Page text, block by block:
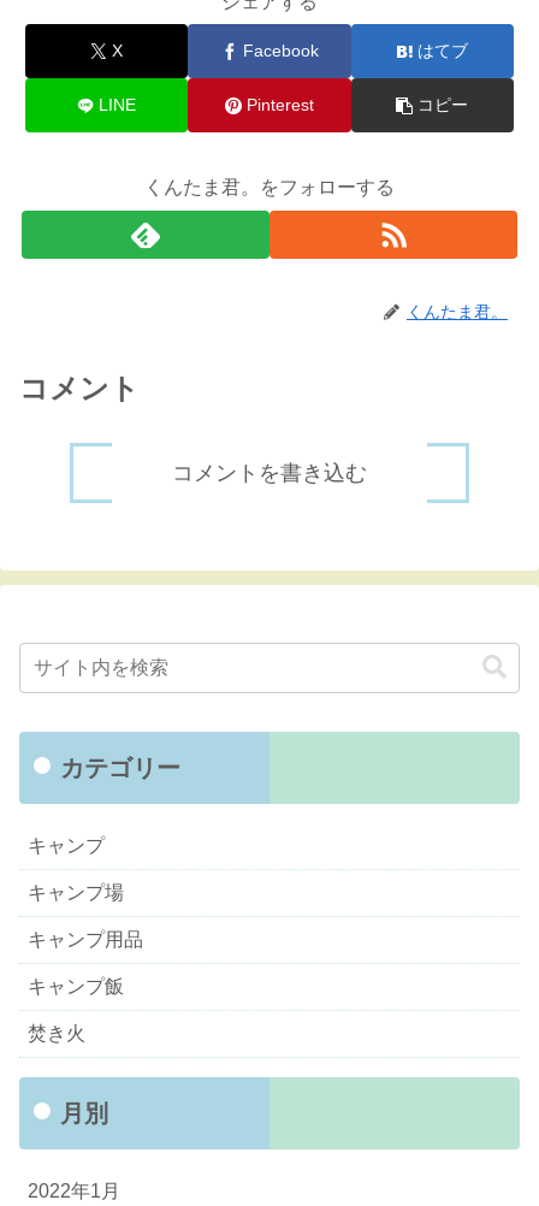
X Facebook はてブ
LINE Pinterest コピー
くんたま君。をフォローする
くんたま君。
コメント
コメントを書き込む
カテゴリー
キャンプ
キャンプ場
キャンプ用品
キャンプ飯
焚き火
月別
2022年1月